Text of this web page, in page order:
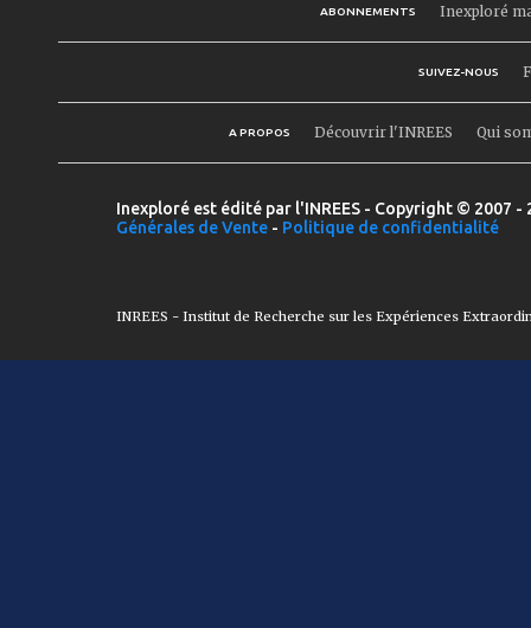
ABONNEMENTS Inexploré
SUIVEZ-NOUS
A PROPOS Découvrir l'INREES Qui
Inexploré est édité par l'INREES - Copyright © 2007
Générales de Vente - Politique de confidentialité
INREES - Institut de Recherche sur les Expériences